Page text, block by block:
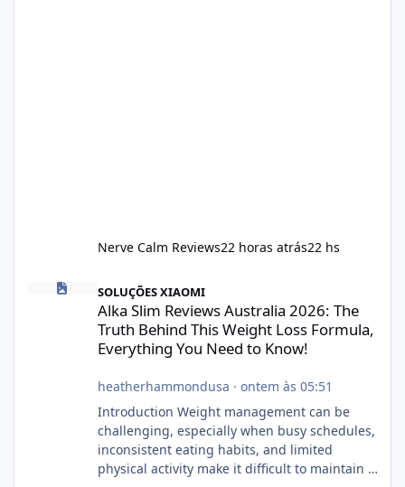
Nerve Calm Reviews22 horas atrás22 hs
SOLUÇÕES XIAOMI
Alka Slim Reviews Australia 2026: The
Truth Behind This Weight Loss Formula,
Everything You Need to Know!
heatherhammondusa · ontem às 05:51
Introduction Weight management can be
challenging, especially when busy schedules,
inconsistent eating habits, and limited
physical activity make it difficult to maintain a